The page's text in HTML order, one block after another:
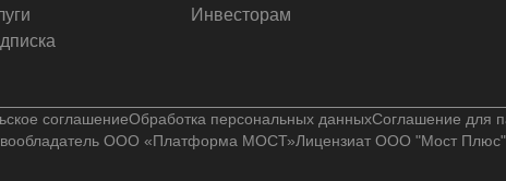
Инвесторам
соглашениеОбработка персональных данныхСоглашение для
ООО «Платформа МОСТ»Лицензиат ООО "Мост Плюс"